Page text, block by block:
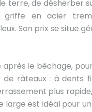
terre, de désherber
griffe en acier
Son prix se situe
le bêchage,
de râteaux : à dents
plus
est idéal pour